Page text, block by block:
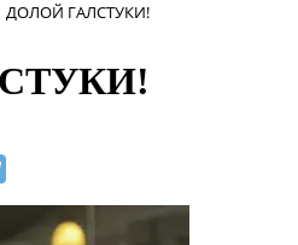
ДОЛОЙ ГАЛСТУКИ!